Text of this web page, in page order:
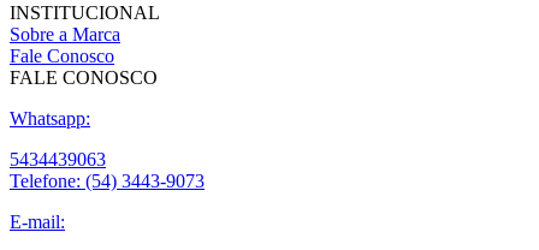
INSTITUCIONAL
Sobre a Marca
Fale Conosco
FALE CONOSCO
Whatsapp:
5434439063
Telefone: (54) 3443-9073
E-mail: